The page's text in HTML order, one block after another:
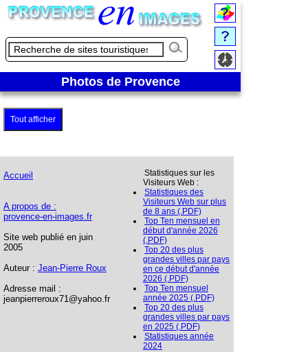
Photos de Provence
Tout afficher
Accueil
A propos de :
provence-en-images.fr
Site web publié en juin
2005
Auteur : Jean-Pierre Roux
Adresse mail :
jeanpierreroux71@yahoo.fr
Statistiques sur les
Visiteurs Web :
Statistiques des
Visiteurs Web sur plus
de 8 ans (.PDF)
Top Ten mensuel en
début d'année 2026
(.PDF)
Top 20 des plus
grandes villes par pays
en ce début d'année
2026 (.PDF)
Top Ten mensuel
année 2025 (.PDF)
Top 20 des plus
grandes villes par pays
en 2025 (.PDF)
Statistiques année
2024